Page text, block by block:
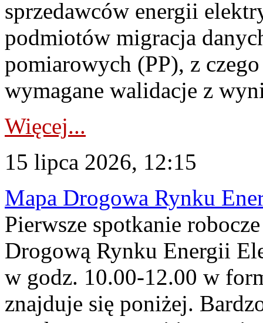
sprzedawców energii
podmiotów migracja
pomiarowych (PP), z
wymagane walidacje z
Więcej...
15 lipca 2026, 12:15
Mapa Drogowa Rynku
Pierwsze spotkanie
Drogową Rynku Energii
w godz. 10.00-12.00 w
znajduje się poniżej.